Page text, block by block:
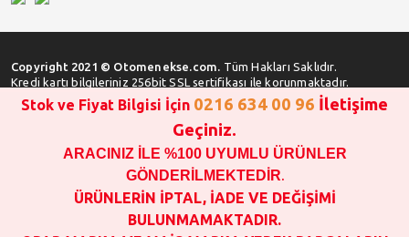
Copyright 2021 © Otomenekse.com. Tüm Hakları Saklıdır.
Kredi kartı bilgileriniz 256bit SSL sertifikası ile korunmaktadır.
SATIN ALMA İŞLEMİ YAPMADAN ÖNCE
STOK VE FİYAT BİLGİSİ ALINIZ !!!
1000 TL VE ÜSTÜ SİPARİŞ VERİLEBİLİR!!!
OPAR MARKA VE MAİS MARKA YEDEK PARÇALARIN
GARANTİSİ YOKTUR!!!!!!!!!!!
Stok ve Fiyat Bilgisi İçin 0216 634 00 96 İletişime
Geçiniz.
ARACINIZ İLE %100 UYUMLU ÜRÜNLER
GÖNDERİLMEKTEDİR.
ÜRÜNLERİN İPTAL, İADE VE DEĞİŞİMİ
BULUNMAMAKTADIR.